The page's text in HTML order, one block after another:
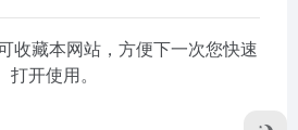
收藏本网站，方便下一次您快速
打开使用。